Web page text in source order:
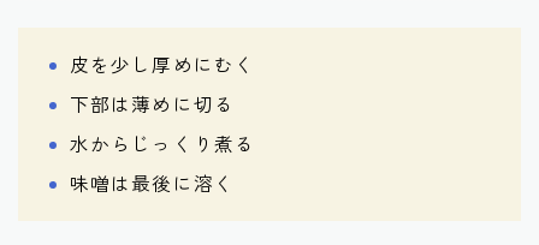
皮を少し厚めにむく
下部は薄めに切る
水からじっくり煮る
味噌は最後に溶く